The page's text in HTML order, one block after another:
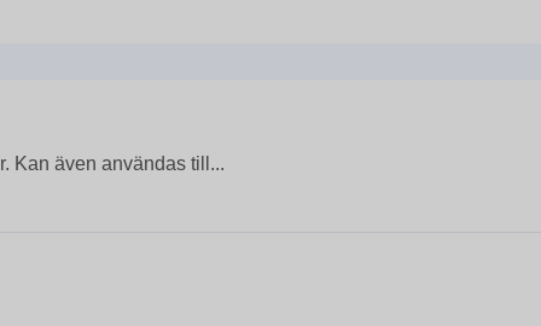
Kan även användas till...